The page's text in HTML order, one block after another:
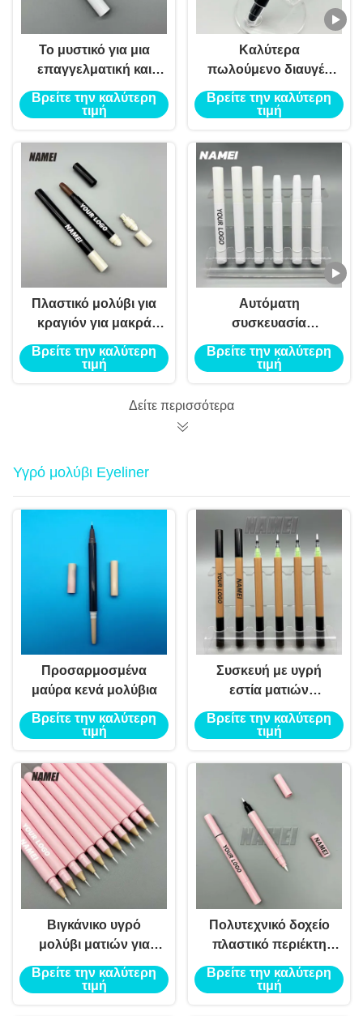
Το μυστικό για μια
επαγγελματική και
γυαλισμένη εμφάνιση
στα χείλη
Βρείτε την καλύτερη
τιμή
Καλύτερα
πωλούμενο διαυγές
σωλήνα κραγιόν
μαύρο πολύχρωμο
δοχείο με βούρτσα
Βρείτε την καλύτερη
τιμή
Πλαστικό μολύβι για
κραγιόν για μακρά
χρήση
Βρείτε την καλύτερη
τιμή
Αυτόματη
συσκευασία
μολύβινων με μολύβι
και τεχνολογία
Βρείτε την καλύτερη
τιμή
Δείτε περισσότερα
Υγρό μολύβι Eyeliner
Προσαρμοσμένα
μαύρα κενά μολύβια
Βρείτε την καλύτερη
τιμή
Συσκευή με υγρή
εστία ματιών
ιδιωτικής ετικέτας
Βρείτε την καλύτερη
τιμή
Βιγκάνικο υγρό
μολύβι ματιών για
εύκολη εφαρμογή
χωρίς όξυνση
Βρείτε την καλύτερη
τιμή
Πολυτεχνικό δοχείο
πλαστικό περιέκτη
μολύβι φρύδι
συσκευασία υγρό
Βρείτε την καλύτερη
τιμή